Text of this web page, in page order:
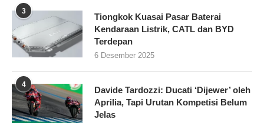
3
Tiongkok Kuasai Pasar Baterai
Kendaraan Listrik, CATL dan BYD
Terdepan
6 Desember 2025
4
Davide Tardozzi: Ducati ‘Dijewer’ oleh
Aprilia, Tapi Urutan Kompetisi Belum
Jelas